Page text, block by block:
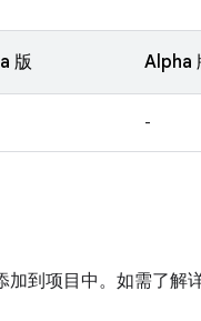
版 Alpha
-
到项目中。如需了解